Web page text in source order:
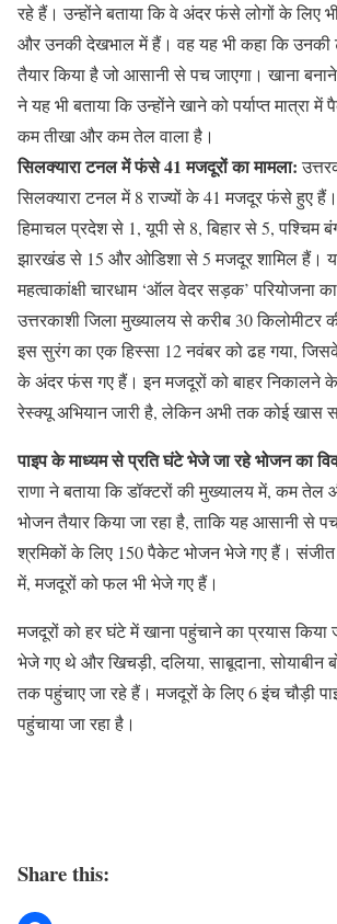
रहे हैं। उन्होंने बताया कि वे अंदर फंसे लोगों के लिए
और उनकी देखभाल में हैं। वह यह भी कहा कि उनकी
तैयार किया है जो आसानी से पच जाएगा। खाना
ने यह भी बताया कि उन्होंने खाने को पर्याप्त मात्रा
कम तीखा और कम तेल वाला है।
सिलक्यारा टनल में फंसे 41 मजदूरों का मामला:
सिलक्यारा टनल में 8 राज्यों के 41 मजदूर फंसे हुए
हिमाचल प्रदेश से 1, यूपी से 8, बिहार से 5, पश्चिम
झारखंड से 15 और ओडिशा से 5 मजदूर शामिल हैं।
महत्वाकांक्षी चारधाम ‘ऑल वेदर सड़क’ परियोजना
उत्तरकाशी जिला मुख्यालय से करीब 30 किलोमीटर
इस सुरंग का एक हिस्सा 12 नवंबर को ढह गया,
के अंदर फंस गए हैं। इन मजदूरों को बाहर निकालने के
रेस्क्यू अभियान जारी है, लेकिन अभी तक कोई खास
पाइप के माध्यम से प्रति घंटे भेजे जा रहे भोजन का
राणा ने बताया कि डॉक्टरों की मुख्यालय में, कम
भोजन तैयार किया जा रहा है, ताकि यह आसानी से
श्रमिकों के लिए 150 पैकेट भोजन भेजे गए हैं। संजीत
में, मजदूरों को फल भी भेजे गए हैं।
मजदूरों को हर घंटे में खाना पहुंचाने का प्रयास
भेजे गए थे और खिचड़ी, दलिया, साबूदाना, सोयाबीन
तक पहुंचाए जा रहे हैं। मजदूरों के लिए 6 इंच चौड़ी
पहुंचाया जा रहा है।
Share this: